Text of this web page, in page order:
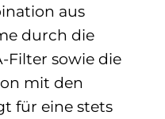
aus
durch die
Filter sowie die
mit den
für eine stets